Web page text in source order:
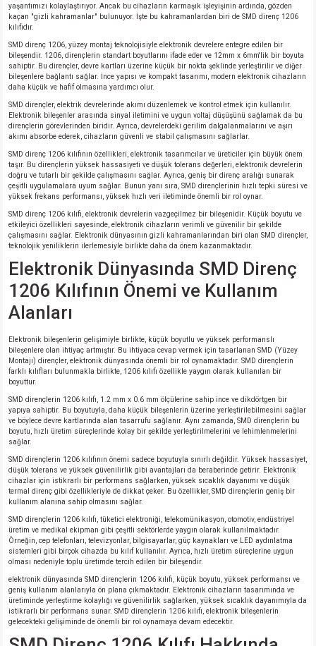
yaşantımızı kolaylaştırıyor. Ancak bu cihazların karmaşık işleyişinin ardında, gözden
kaçan "gizli kahramanlar" bulunuyor. İşte bu kahramanlardan biri de SMD direnç 1206
kılıfıdır.
SMD direnç 1206, yüzey montaj teknolojisiyle elektronik devrelere entegre edilen bir
bileşendir. 1206, dirençlerin standart boyutlarını ifade eder ve 12mm x 6mm'lik bir boyuta
sahiptir. Bu dirençler, devre kartları üzerine küçük bir nokta şeklinde yerleştirilir ve diğer
bileşenlere bağlantı sağlar. İnce yapısı ve kompakt tasarımı, modern elektronik cihazların
daha küçük ve hafif olmasına yardımcı olur.
SMD dirençler, elektrik devrelerinde akımı düzenlemek ve kontrol etmek için kullanılır.
Elektronik bileşenler arasında sinyal iletimini ve uygun voltaj düşüşünü sağlamak da bu
dirençlerin görevlerinden biridir. Ayrıca, devrelerdeki gerilim dalgalanmalarını ve aşırı
akımı absorbe ederek, cihazların güvenli ve stabil çalışmasını sağlarlar.
SMD direnç 1206 kılıfının özellikleri, elektronik tasarımcılar ve üreticiler için büyük önem
taşır. Bu dirençlerin yüksek hassasiyeti ve düşük tolerans değerleri, elektronik devrelerin
doğru ve tutarlı bir şekilde çalışmasını sağlar. Ayrıca, geniş bir direnç aralığı sunarak
çeşitli uygulamalara uyum sağlar. Bunun yanı sıra, SMD dirençlerinin hızlı tepki süresi ve
yüksek frekans performansı, yüksek hızlı veri iletiminde önemli bir rol oynar.
SMD direnç 1206 kılıfı, elektronik devrelerin vazgeçilmez bir bileşenidir. Küçük boyutu ve
etkileyici özellikleri sayesinde, elektronik cihazların verimli ve güvenilir bir şekilde
çalışmasını sağlar. Elektronik dünyasının gizli kahramanlarından biri olan SMD dirençler,
teknolojik yeniliklerin ilerlemesiyle birlikte daha da önem kazanmaktadır.
Elektronik Dünyasında SMD Direnç
1206 Kılıfının Önemi ve Kullanım
Alanları
Elektronik bileşenlerin gelişimiyle birlikte, küçük boyutlu ve yüksek performanslı
bileşenlere olan ihtiyaç artmıştır. Bu ihtiyaca cevap vermek için tasarlanan SMD (Yüzey
Montajı) dirençler, elektronik dünyasında önemli bir rol oynamaktadır. SMD dirençlerin
farklı kılıfları bulunmakla birlikte, 1206 kılıfı özellikle yaygın olarak kullanılan bir
boyuttur.
SMD dirençlerin 1206 kılıfı, 1.2 mm x 0.6 mm ölçülerine sahip ince ve dikdörtgen bir
yapıya sahiptir. Bu boyutuyla, daha küçük bileşenlerin üzerine yerleştirilebilmesini sağlar
ve böylece devre kartlarında alan tasarrufu sağlanır. Aynı zamanda, SMD dirençlerin bu
boyutu, hızlı üretim süreçlerinde kolay bir şekilde yerleştirilmelerini ve lehimlenmelerini
sağlar.
SMD dirençlerin 1206 kılıfının önemi sadece boyutuyla sınırlı değildir. Yüksek hassasiyet,
düşük tolerans ve yüksek güvenilirlik gibi avantajları da beraberinde getirir. Elektronik
cihazlar için istikrarlı bir performans sağlarken, yüksek sıcaklık dayanımı ve düşük
termal direnç gibi özellikleriyle de dikkat çeker. Bu özellikler, SMD dirençlerin geniş bir
kullanım alanına sahip olmasını sağlar.
SMD dirençlerin 1206 kılıfı, tüketici elektroniği, telekomünikasyon, otomotiv, endüstriyel
üretim ve medikal ekipman gibi çeşitli sektörlerde yaygın olarak kullanılmaktadır.
Örneğin, cep telefonları, televizyonlar, bilgisayarlar, güç kaynakları ve LED aydınlatma
sistemleri gibi birçok cihazda bu kılıf kullanılır. Ayrıca, hızlı üretim süreçlerine uygun
olması nedeniyle toplu üretimde tercih edilen bir bileşendir.
elektronik dünyasında SMD dirençlerin 1206 kılıfı, küçük boyutu, yüksek performansı ve
geniş kullanım alanlarıyla ön plana çıkmaktadır. Elektronik cihazların tasarımında ve
üretiminde yerleştirme kolaylığı ve güvenilirlik sağlarken, yüksek sıcaklık dayanımıyla da
istikrarlı bir performans sunar. SMD dirençlerin 1206 kılıfı, elektronik bileşenlerin
gelecekteki gelişiminde de önemli bir rol oynamaya devam edecektir.